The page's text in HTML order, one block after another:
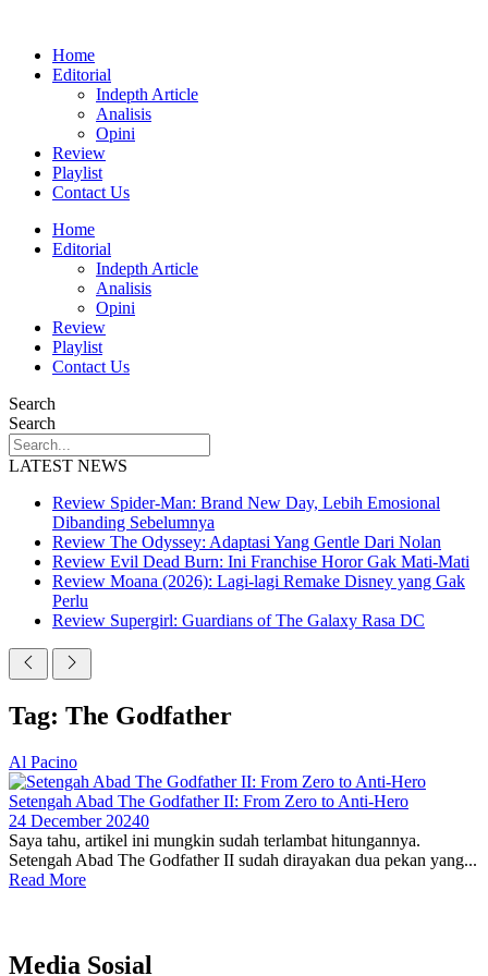
Home
Editorial
Indepth Article
Analisis
Opini
Review
Playlist
Contact Us
Home
Editorial
Indepth Article
Analisis
Opini
Review
Playlist
Contact Us
Search
Search
LATEST NEWS
Review Spider-Man: Brand New Day, Lebih Emosional
Dibanding Sebelumnya
Review The Odyssey: Adaptasi Yang Gentle Dari Nolan
Review Evil Dead Burn: Ini Franchise Horor Gak Mati-Mati
Review Moana (2026): Lagi-lagi Remake Disney yang Gak
Perlu
Review Supergirl: Guardians of The Galaxy Rasa DC
Tag: The Godfather
Al Pacino
Setengah Abad The Godfather II: From Zero to Anti-Hero
24 December 20240
Saya tahu, artikel ini mungkin sudah terlambat hitungannya.
Setengah Abad The Godfather II sudah dirayakan dua pekan yang...
Read More
Media Sosial